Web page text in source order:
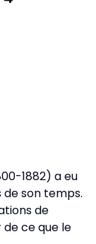
1882) a eu
son temps.
de
ce que le